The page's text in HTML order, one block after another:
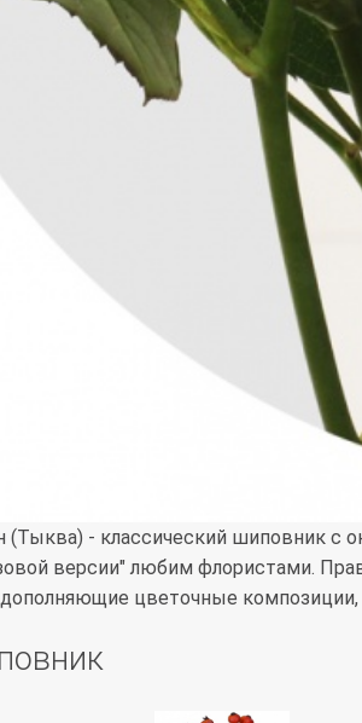
- классический шиповник с
версии" любим флористами.
цветочные